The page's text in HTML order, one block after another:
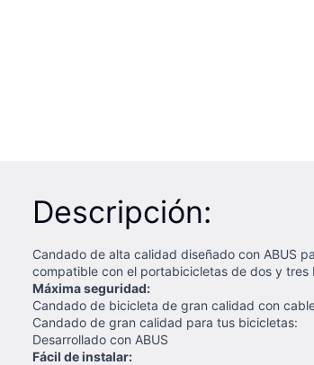
Descripción:
Candado de alta calidad diseñado con ABUS
compatible con el portabicicletas de dos y tres
Máxima seguridad:
Candado de bicicleta de gran calidad con
Candado de gran calidad para tus bicicletas:
Desarrollado con ABUS
Fácil de instalar: